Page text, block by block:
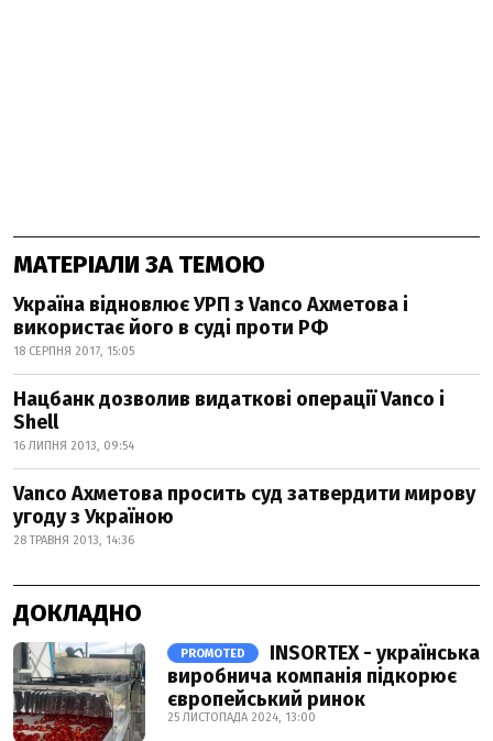
МАТЕРІАЛИ ЗА ТЕМОЮ
Україна відновлює УРП з Vanco Ахметова і
використає його в суді проти РФ
18 СЕРПНЯ 2017, 15:05
Нацбанк дозволив видаткові операції Vanco і
Shell
16 ЛИПНЯ 2013, 09:54
Vanco Ахметова просить суд затвердити мирову
угоду з Україною
28 ТРАВНЯ 2013, 14:36
ДОКЛАДНО
PROMOTED
INSORTEX - українська
виробнича компанія підкорює
європейський ринок
25 ЛИСТОПАДА 2024, 13:00